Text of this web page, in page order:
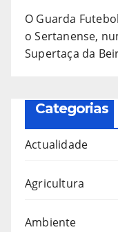
O Guarda
o Sertanense,
Supertaça da
Categorias
Actualidade
Agricultura
Ambiente